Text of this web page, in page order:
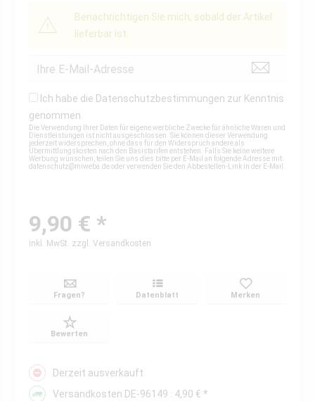
Benachrichtigen Sie mich, sobald der Artikel
lieferbar ist.
Ich habe die Datenschutzbestimmungen zur Kenntnis
genommen.
Die Verwendung Ihrer Daten für eigene werbliche Zwecke für ähnliche Waren und
Dienstleistungen ist nicht ausgeschlossen. Sie können dieser Verwendung
jederzeit widersprechen, ohne dass für den Widerspruch andere als
Übermittlungskosten nach den Basistarifen entstehen. Falls Sie keine weitere
Werbung wünschen, teilen Sie uns dies bitte per E-Mail an folgende Adresse mit:
datenschutz@miweba.deoder verwenden Sie den Abbestellen-Link in der E-Mail.
9,90 € *
inkl. MwSt. zzgl. Versandkosten
Fragen? Datenblatt Merken
Bewerten
Derzeit ausverkauft
Versandkosten DE-96149 : 4,90 € *